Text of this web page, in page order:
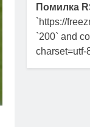
Помилка
`https://
`200` and
charset=utf-